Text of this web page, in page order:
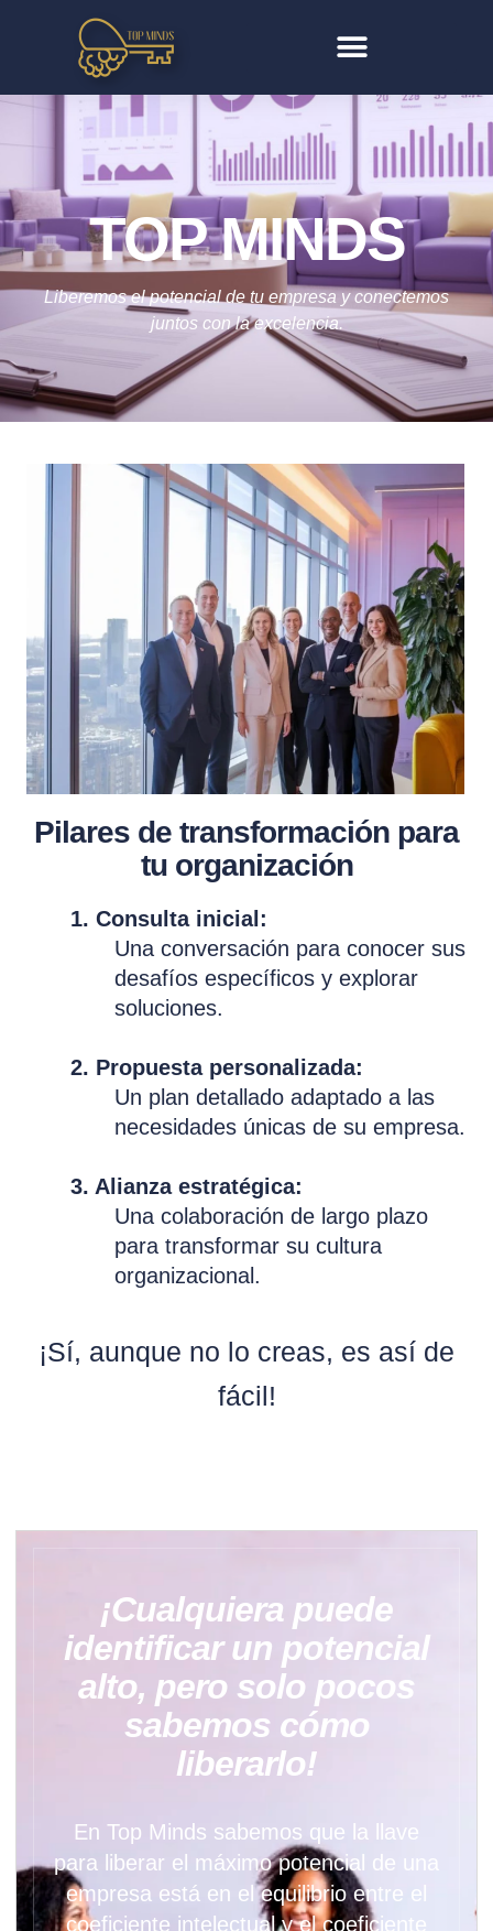
TOP MINDS
Liberemos el potencial de tu empresa y conectemos
juntos con la excelencia.
Pilares de transformación para
tu organización
1. Consulta inicial:
Una conversación para conocer sus
desafíos específicos y explorar
soluciones.
2. Propuesta personalizada:
Un plan detallado adaptado a las
necesidades únicas de su empresa.
3. Alianza estratégica:
Una colaboración de largo plazo
para transformar su cultura
organizacional.
¡Sí, aunque no lo creas, es así de
fácil!
¡Cualquiera puede
identificar un potencial
alto, pero solo pocos
sabemos cómo
liberarlo!
En Top Minds sabemos que la llave
para liberar el máximo potencial de una
empresa está en el equilibrio entre el
coeficiente intelectual y el coeficiente